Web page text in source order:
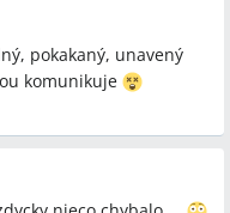
pokakaný, unavený
komunikuje